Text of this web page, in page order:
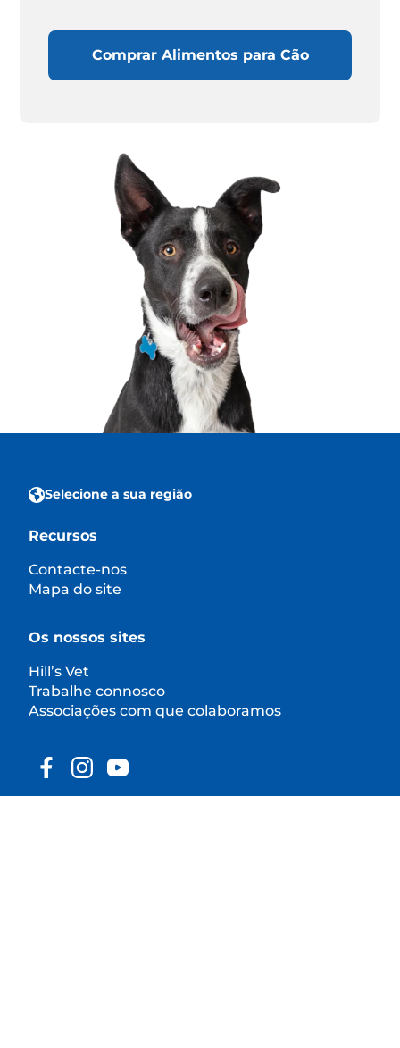
Comprar Alimentos para Cão
Selecione a sua região
Recursos
Contacte-nos
Mapa do site
Os nossos sites
Hill’s Vet
Trabalhe connosco
Associações com que colaboramos